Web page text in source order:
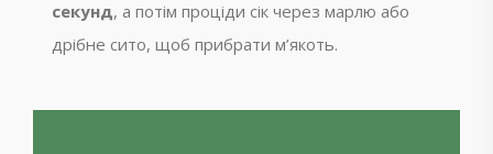
секунд, а потім проціди сік через марлю або
дрібне сито, щоб прибрати м’якоть.